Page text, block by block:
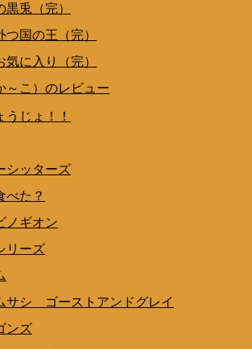
兎（完）
つ国の王（完）
気に入り（完）
～こ）のレビュー
うじょ！！
シッターズ
べた？
ノギオン
リーズ
サシ ゴーストアンドグレイ
ンズ